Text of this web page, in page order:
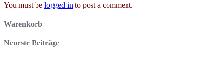
You must be logged in to post a comment.
Warenkorb
Neueste Beiträge